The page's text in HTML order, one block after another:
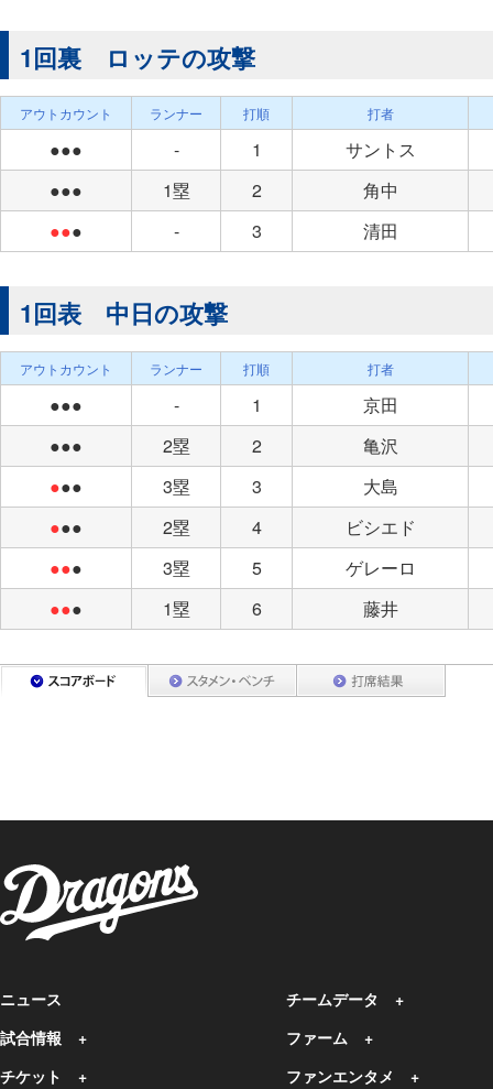
1回裏 ロッテの攻撃
アウトカウント ランナー 打順 打者
●●● - 1
サントス
●●●
1塁 2
角中
●●● - 3 清田
1回表 中日の攻撃
アウトカウント ランナー 打順 打者
●●● - 1
京田
●●●
2塁 2
亀沢
●●● 3塁 3
大島
●●● 2塁 4
ビシエド
●●● 3塁 5
ゲレーロ
●●● 1塁 6 藤井
ニュース
試合情報
チケット
チームデータ
ファーム
ファンエンタメ